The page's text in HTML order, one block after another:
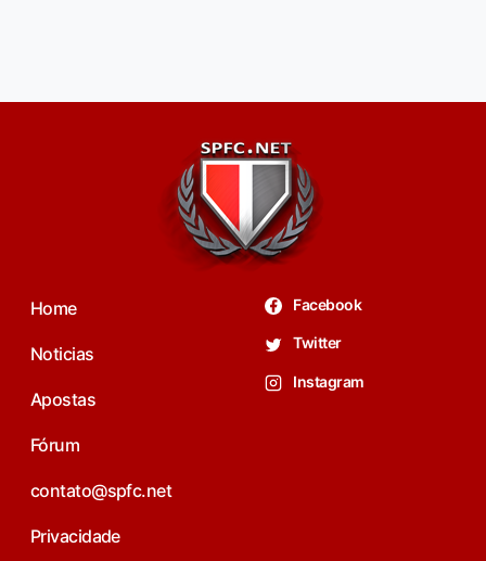
Home
Noticias
Apostas
Fórum
contato@spfc.net
Privacidade
Facebook
Twitter
Instagram